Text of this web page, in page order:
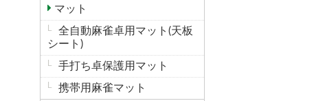
マット
全自動麻雀卓用マット(天板
シート)
手打ち卓保護用マット
携帯用麻雀マット